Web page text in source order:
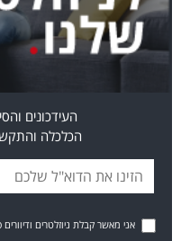
העידכונים
הכלכלה
אני מאשר קבלת ניוזלטרים